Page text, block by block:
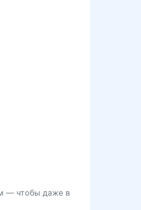
— чтобы даже в